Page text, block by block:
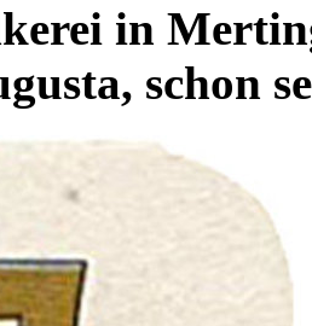
in
schon